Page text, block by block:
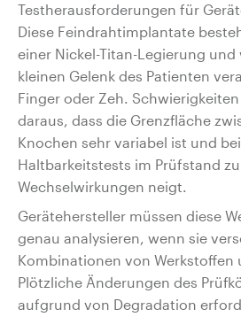
Testherausforderungen für
Diese Feindrahtimplantate
einer Nickel-Titan-Legierung und
kleinen Gelenk des Patienten
Finger oder Zeh.
daraus, dass die Grenzfläche
Knochen sehr variabel ist und
Haltbarkeitstests im Prüfstand
Wechselwirkungen neigt.
Gerätehersteller müssen diese
genau analysieren, wenn sie
Kombinationen von Werkstoffen
Plötzliche Änderungen des
aufgrund von Degradation